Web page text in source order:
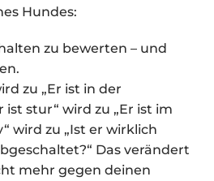
Hundes:
zu bewerten – und
zu „Er ist in der
ist stur“ wird zu „Er ist im
wird zu „Ist er wirklich
Das verändert
mehr gegen deinen